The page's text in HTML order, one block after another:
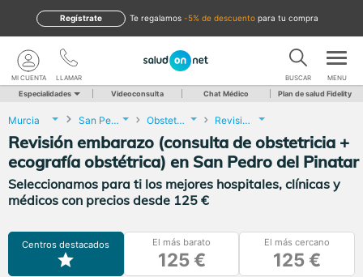
te regalamos -5% de descuento para tu compra
Regístrate
LLAMAR
MI CUENTA BUSCAR MENU
Especialidades Videoconsulta Chat Médico Plan de salud Fidelity
Murcia San Pedro del Pinatar Obstetricia y Ginecología Revisión embarazo (consulta de obstetricia + ecografía obstétrica)
Revisión embarazo (consulta de obstetricia +
ecografía obstétrica) en San Pedro del Pinatar
Seleccionamos para ti los mejores hospitales, clínicas y
médicos con precios desde 125 €
Centros destacados El más barato
125 €
El más cercano
125 €